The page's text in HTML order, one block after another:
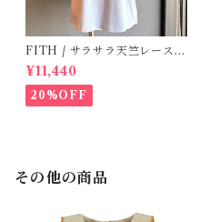
FITH / サラサラ天竺レースT
シャツ (BL) / 145・155
¥11,440
20%OFF
その他の商品